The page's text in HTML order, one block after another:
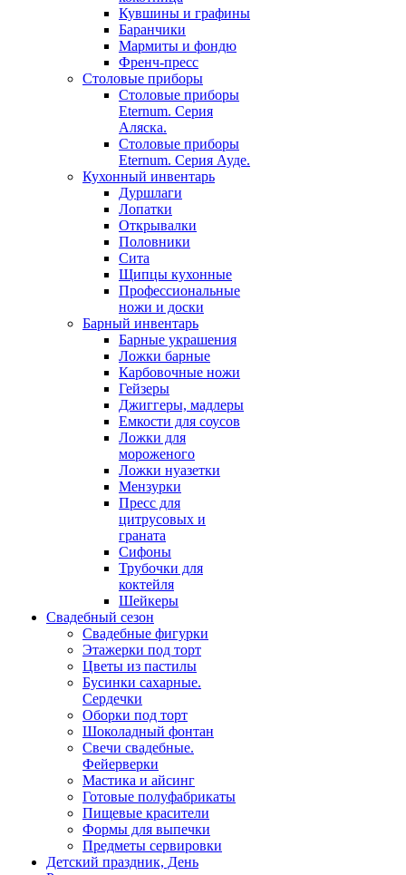
Кувшины и графины
Баранчики
Мармиты и фондю
Френч-пресс
Столовые приборы
Столовые приборы
Eternum. Серия
Аляска.
Столовые приборы
Eternum. Серия Ауде.
Кухонный инвентарь
Дуршлаги
Лопатки
Открывалки
Половники
Сита
Щипцы кухонные
Профессиональные
ножи и доски
Барный инвентарь
Барные украшения
Ложки барные
Карбовочные ножи
Гейзеры
Джиггеры, мадлеры
Емкости для соусов
Ложки для
мороженого
Ложки нуазетки
Мензурки
Пресс для
цитрусовых и
граната
Сифоны
Трубочки для
коктейля
Шейкеры
Свадебный сезон
Свадебные фигурки
Этажерки под торт
Цветы из пастилы
Бусинки сахарные.
Сердечки
Оборки под торт
Шоколадный фонтан
Свечи свадебные.
Фейерверки
Мастика и айсинг
Готовые полуфабрикаты
Пищевые красители
Формы для выпечки
Предметы сервировки
Детский праздник, День